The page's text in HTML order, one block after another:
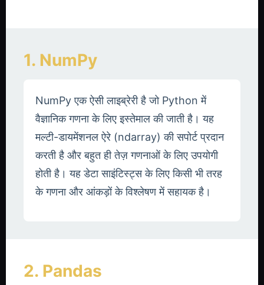
1. NumPy
NumPy एक ऐसी लाइब्रेरी है जो Python में
वैज्ञानिक गणना के लिए इस्तेमाल की जाती है। यह
मल्टी-डायमेंशनल ऐरे (ndarray) की सपोर्ट प्रदान
करती है और बहुत ही तेज़ गणनाओं के लिए उपयोगी
होती है। यह डेटा साइंटिस्ट्स के लिए किसी भी तरह
के गणना और आंकड़ों के विश्लेषण में सहायक है।
2. Pandas